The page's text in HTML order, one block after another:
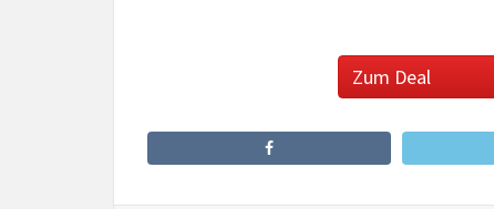
Zum Deal